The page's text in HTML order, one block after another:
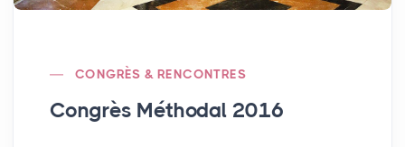
CONGRÈS & RENCONTRES
Congrès Méthodal 2016